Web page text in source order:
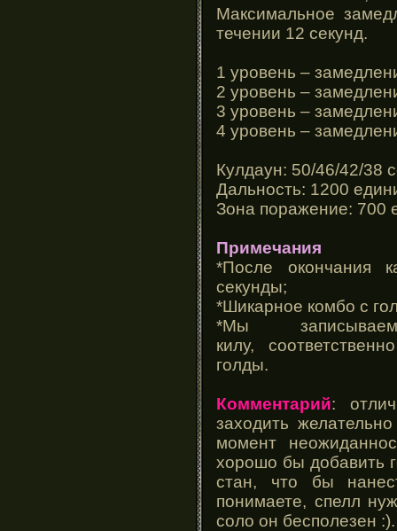
Максимальное
течении 12 секунд.
1 уровень –
2 уровень –
3 уровень –
4 уровень –
Кулдаун: 50/46/42/38
Дальность: 1200
Зона поражение: 700
Примечания
*После окончания
секунды;
*Шикарное комбо с
*Мы
килу,
голды.
Комментарий:
заходить
момент
хорошо бы добавить
стан, что бы
понимаете, спелл
соло он бесполезен